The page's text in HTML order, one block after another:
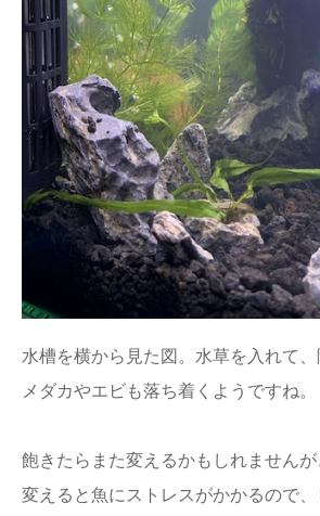
水槽を横から見た図。水草を入れて、
メダカやエビも落ち着くようですね。
飽きたらまた変えるかもしれません
変えると魚にストレスがかかるので